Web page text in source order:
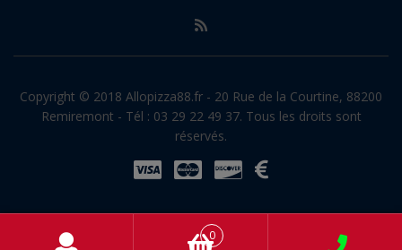
Copyright © 2018 Allopizza88.fr - 20 Rue de la Courtine, 88200
Remiremont - Tél : 03 29 22 49 37. Tous les droits sont
réservés.
0